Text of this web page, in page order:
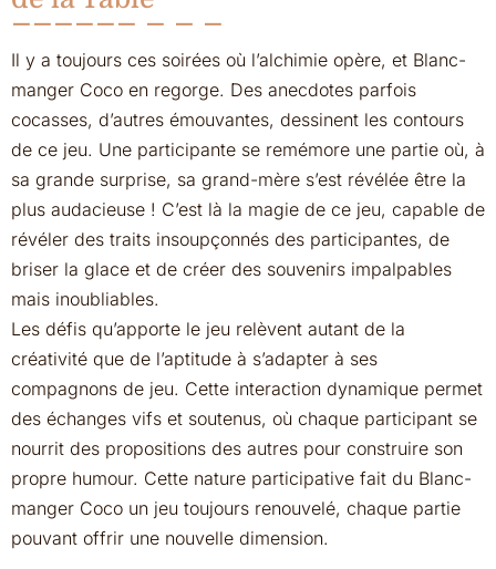
Il y a toujours ces soirées où l’alchimie opère, et Blanc-
manger Coco en regorge. Des anecdotes parfois
cocasses, d’autres émouvantes, dessinent les contours
de ce jeu. Une participante se remémore une partie où, à
sa grande surprise, sa grand-mère s’est révélée être la
plus audacieuse ! C’est là la magie de ce jeu, capable de
révéler des traits insoupçonnés des participantes, de
briser la glace et de créer des souvenirs impalpables
mais inoubliables.
Les défis qu’apporte le jeu relèvent autant de la
créativité que de l’aptitude à s’adapter à ses
compagnons de jeu. Cette interaction dynamique permet
des échanges vifs et soutenus, où chaque participant se
nourrit des propositions des autres pour construire son
propre humour. Cette nature participative fait du Blanc-
manger Coco un jeu toujours renouvelé, chaque partie
pouvant offrir une nouvelle dimension.